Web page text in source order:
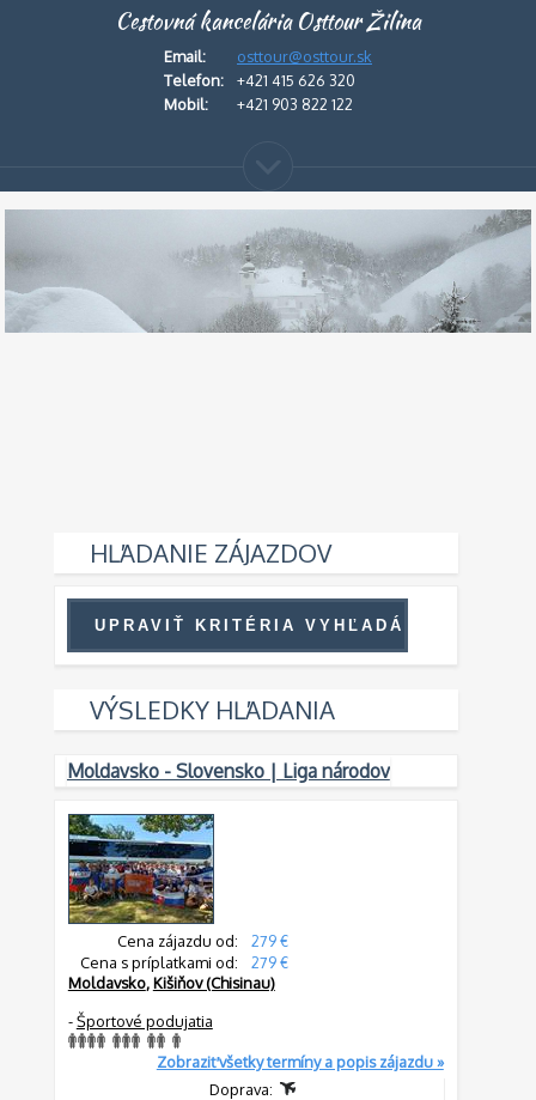
Cestovná kancelária Osttour Žilina
Email:
osttour@osttour.sk
Telefon:
+421 415 626 320
Mobil:
+421 903 822 122
HĽADANIE ZÁJAZDOV
VÝSLEDKY HĽADANIA
Moldavsko - Slovensko | Liga národov
Cena zájazdu od:
279 €
Cena s príplatkami od:
279 €
Moldavsko,Kišiňov (Chisinau)
-Športové podujatia
Zobraziť všetky termíny a popis zájazdu »
Doprava: